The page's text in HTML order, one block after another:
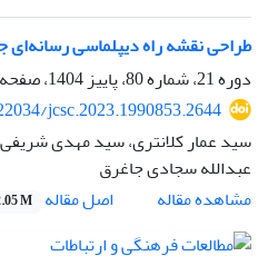
طراحی نقشه راه دیپلماسی رسانه‌ای
دوره 21، شماره 80، پاییز 1404، صفحه
jcsc.2023.1990853.2644
سید عمار کلانتری، سید مهدی
عبدالله سجادی جاغرق
مشاهده مقاله
اصل مقاله M